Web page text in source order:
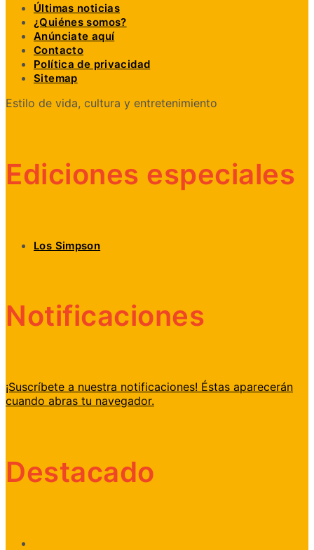
Últimas noticias
¿Quiénes somos?
Anúnciate aquí
Contacto
Política de privacidad
Sitemap
Estilo de vida, cultura y entretenimiento
Ediciones especiales
Los Simpson
Notificaciones
¡Suscríbete a nuestra notificaciones! Éstas aparecerán
cuando abras tu navegador.
Destacado